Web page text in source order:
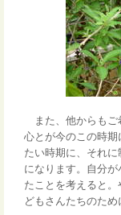
また、他からもご
心とが今のこの時
たい時期に、それ
になります。自分
たことを考えると
どもさんたちのため